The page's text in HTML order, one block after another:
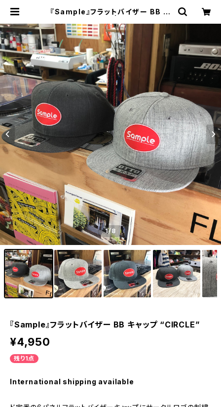
『Sample』フラットバイザー BB キ
1/8
『Sample』フラットバイザー BB キャップ “CIRCLE”
¥4,950
残り1点
International shipping available